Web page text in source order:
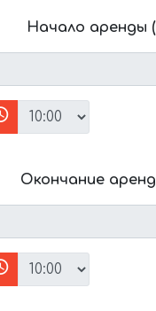
Начало аренды
Окончание